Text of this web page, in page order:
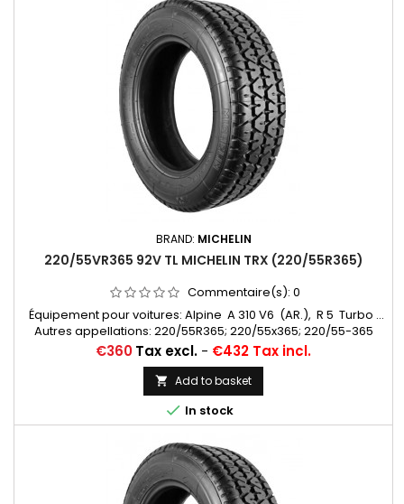
BRAND: MICHELIN
220/55VR365 92V TL MICHELIN TRX (220/55R365)
Commentaire(s): 0
Équipement pour voitures: Alpine A 310 V6 (AR.), R 5 Turbo ...
Autres appellations: 220/55R365; 220/55x365; 220/55-365
Price
€360Tax excl. - €432 Tax incl.
 Add to basket
 In stock